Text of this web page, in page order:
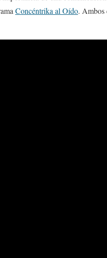
Concéntrika al Oído. Ambos